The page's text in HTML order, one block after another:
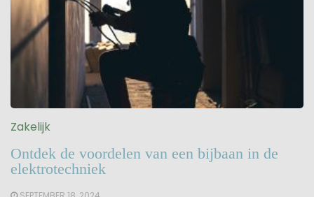
Zakelijk
Ontdek de voordelen van een bijbaan in de
elektrotechniek